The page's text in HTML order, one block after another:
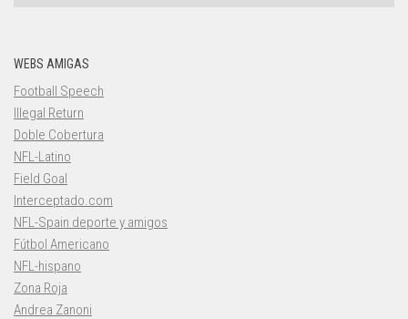
WEBS AMIGAS
Football Speech
Illegal Return
Doble Cobertura
NFL-Latino
Field Goal
Interceptado.com
NFL-Spain deporte y amigos
Fútbol Americano
NFL-hispano
Zona Roja
Andrea Zanoni